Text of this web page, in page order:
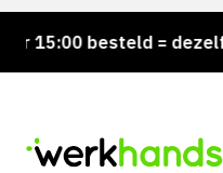
15:00 besteld =